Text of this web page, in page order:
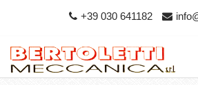
+39 030 641182